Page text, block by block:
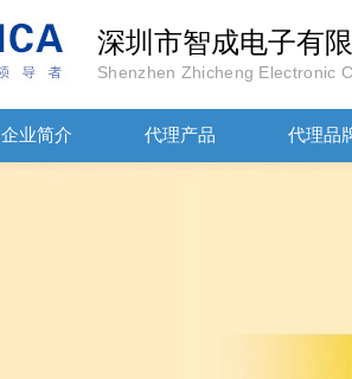
深圳市智成电子有
Shenzhen Zhicheng Electronic
企业简介 代理产品 代理品